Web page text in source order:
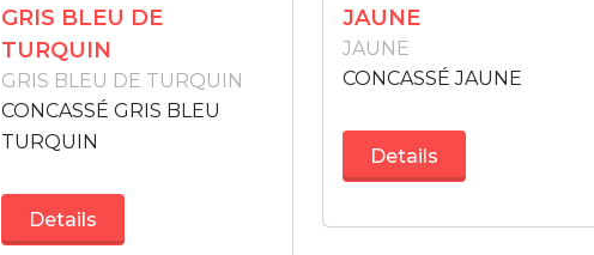
GRIS BLEU DE
TURQUIN
GRIS BLEU DE TURQUIN
CONCASSÉ GRIS BLEU
TURQUIN
Details
JAUNE
JAUNE
CONCASSÉ JAUNE
Details